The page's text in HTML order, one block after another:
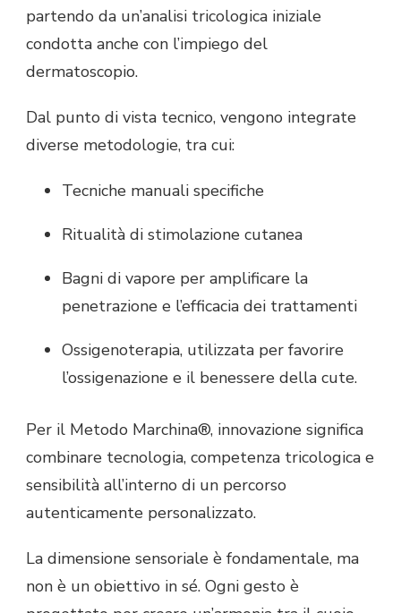
partendo da un’analisi tricologica iniziale
condotta anche con l’impiego del
dermatoscopio.
Dal punto di vista tecnico, vengono integrate
diverse metodologie, tra cui:
Tecniche manuali specifiche
Ritualità di stimolazione cutanea
Bagni di vapore per amplificare la
penetrazione e l’efficacia dei trattamenti
Ossigenoterapia, utilizzata per favorire
l’ossigenazione e il benessere della cute.
Per il Metodo Marchina®, innovazione significa
combinare tecnologia, competenza tricologica e
sensibilità all’interno di un percorso
autenticamente personalizzato.
La dimensione sensoriale è fondamentale, ma
non è un obiettivo in sé. Ogni gesto è